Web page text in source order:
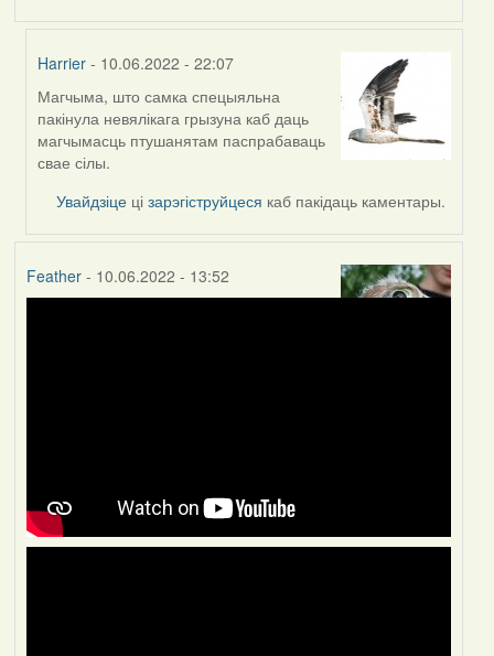
Harrier - 10.06.2022 - 22:07
In
reply
to
by
Lighty
Магчыма, што самка спецыяльна
пакінула невялікага грызуна каб даць
магчымасць птушанятам паспрабаваць
свае сілы.
Увайдзіце цізарэгіструйцеся каб пакідаць каментары.
Feather- 10.06.2022 - 13:52